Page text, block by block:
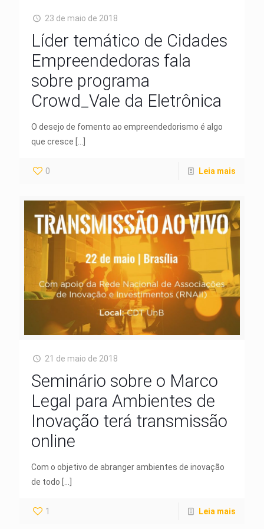
23 de maio de 2018
Líder temático de Cidades
Empreendedoras fala
sobre programa
Crowd_Vale da Eletrônica
O desejo de fomento ao empreendedorismo é algo
que cresce
0 Leia mais
21 de maio de 2018
Seminário sobre o Marco
Legal para Ambientes de
Inovação terá transmissão
online
Com o objetivo de abranger ambientes de inovação
de todo […]
1 Leia mais